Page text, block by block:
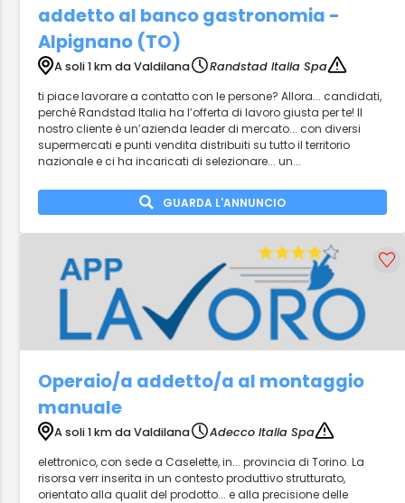
addetto al banco gastronomia -
Alpignano (TO)
A soli 1 km da Valdilana
Randstad Italia Spa
ti piace lavorare a contatto con le persone? Allora... candidati,
perché Randstad Italia ha l’offerta di lavoro giusta per te! Il
nostro cliente è un’azienda leader di mercato... con diversi
supermercati e punti vendita distribuiti su tutto il territorio
nazionale e ci ha incaricati di selezionare... un...
GUARDA L'ANNUNCIO
Operaio/a addetto/a al montaggio
manuale
A soli 1 km da Valdilana
Adecco Italia Spa
elettronico, con sede a Caselette, in... provincia di Torino. La
risorsa verr inserita in un contesto produttivo strutturato,
orientato alla qualit del prodotto... e alla precisione delle